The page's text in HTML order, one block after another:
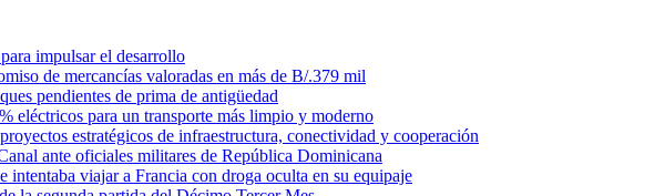
impulsar el desarrollo
de mercancías valoradas en más de B/.379 mil
pendientes de prima de antigüedad
eléctricos para un transporte más limpio y moderno
estratégicos de infraestructura, conectividad y cooperación
ante oficiales militares de República Dominicana
intentaba viajar a Francia con droga oculta en su equipaje